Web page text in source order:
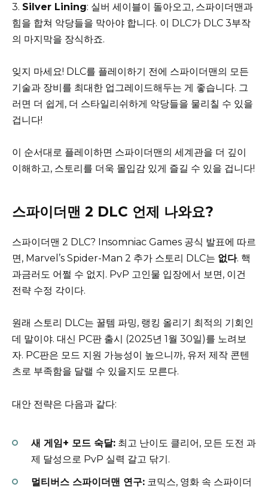
3. Silver Lining: 실버 세이블이 돌아오고, 스파이더맨과
힘을 합쳐 악당들을 막아야 합니다. 이 DLC가 DLC 3부작
의 마지막을 장식하죠.
잊지 마세요! DLC를 플레이하기 전에 스파이더맨의 모든
기술과 장비를 최대한 업그레이드해두는 게 좋습니다. 그
러면 더 쉽게, 더 스타일리쉬하게 악당들을 물리칠 수 있을
겁니다!
이 순서대로 플레이하면 스파이더맨의 세계관을 더 깊이
이해하고, 스토리를 더욱 몰입감 있게 즐길 수 있을 겁니다!
스파이더맨 2 DLC 언제 나와요?
스파이더맨 2 DLC? Insomniac Games 공식 발표에 따르
면, Marvel’s Spider-Man 2 추가 스토리 DLC는 없다. 핵
과금러도 어쩔 수 없지. PvP 고인물 입장에서 보면, 이건
전략 수정 각이다.
원래 스토리 DLC는 꿀템 파밍, 랭킹 올리기 최적의 기회인
데 말이야. 대신 PC판 출시 (2025년 1월 30일)를 노려보
자. PC판은 모드 지원 가능성이 높으니까, 유저 제작 콘텐
츠로 부족함을 달랠 수 있을지도 모른다.
대안 전략은 다음과 같다:
새 게임+ 모드 숙달: 최고 난이도 클리어, 모든 도전 과
제 달성으로 PvP 실력 갈고 닦기.
멀티버스 스파이더맨 연구: 코믹스, 영화 속 스파이더